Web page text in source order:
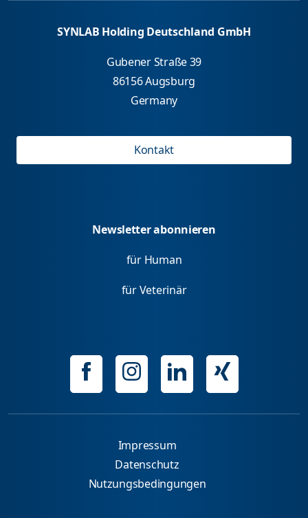
SYNLAB Holding Deutschland GmbH
Gubener Straße 39
86156 Augsburg
Germany
Kontakt
Newsletter abonnieren
für Human
für Veterinär
Impressum
Datenschutz
Nutzungsbedingungen